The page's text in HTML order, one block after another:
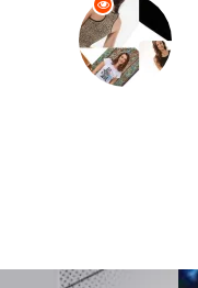
Kına Gecesi
Restaurant